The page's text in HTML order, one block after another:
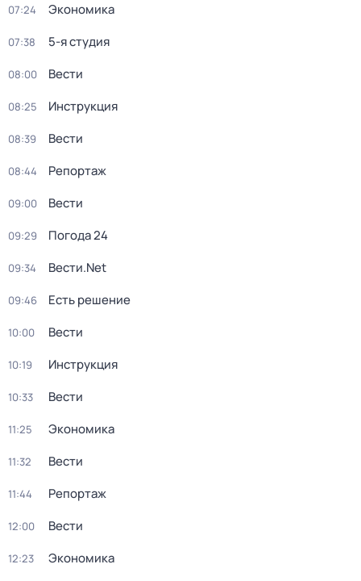
07:24 Экономика
07:38 5-я студия
08:00 Вести
08:25 Инструкция
08:39 Вести
08:44 Репортаж
09:00 Вести
09:29 Погода 24
09:34 Вести.Net
09:46 Есть решение
10:00 Вести
10:19 Инструкция
10:33 Вести
11:25 Экономика
11:32 Вести
11:44 Репортаж
12:00 Вести
12:23 Экономика